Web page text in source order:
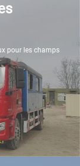
pour les champs